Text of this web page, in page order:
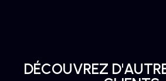
DÉCOUVREZ